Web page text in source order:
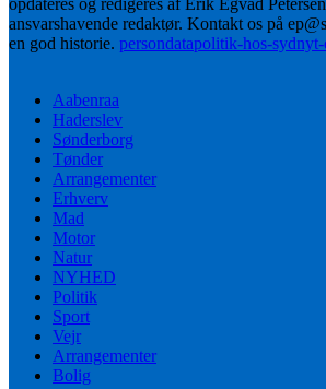
ansvarshavende redaktør. Kontakt os på
en god historie. persondatapolitik-hos-
Aabenraa
Haderslev
Sønderborg
Tønder
Arrangementer
Erhverv
Mad
Motor
Natur
NYHED
Politik
Sport
Vejr
Arrangementer
Bolig